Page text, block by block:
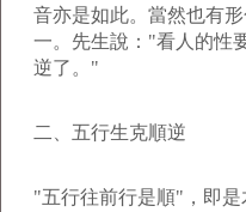
音亦是如此。當然也有
一。先生說："看人的性
逆了。"
二、五行生克順逆
"五行往前行是順"，即